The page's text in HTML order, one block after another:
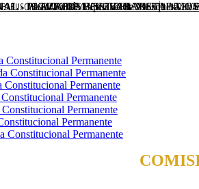
BUSCAR SENADORNOSOTROSELECCIONESBOLETÍN
- PLAZA DE BOLIVAR VISTA
- Patio Tomás Cipriano de Mosquera en
- PLAZA DE BOLIVAR
- PATIO TOMAS CIPRIANO DE
Constitucional Permanente
Constitucional Permanente
Constitucional Permanente
Permanente
Permanente
Permanente
Constitucional Permanente